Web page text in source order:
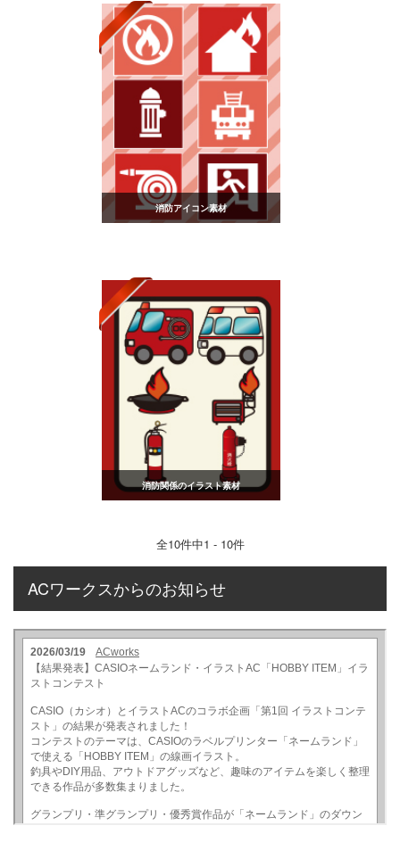
消防アイコン素材
消防関係のイラスト素材
全10件中1 - 10件
ACワークスからのお知らせ